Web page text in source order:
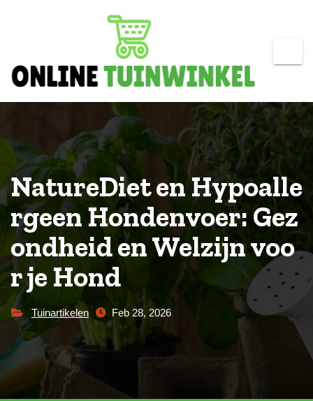
NatureDiet en Hypoalle
rgeen Hondenvoer: Gez
ondheid en Welzijn voo
r je Hond
Tuinartikelen Feb 28, 2026